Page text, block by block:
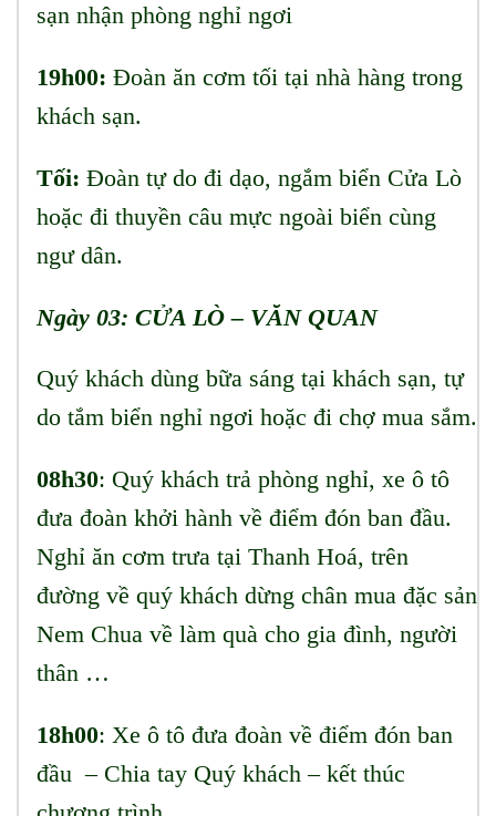
sạn nhận phòng nghỉ ngơi
19h00: Đoàn ăn cơm tối tại nhà hàng trong
khách sạn.
Tối: Đoàn tự do đi dạo, ngắm biển Cửa Lò
hoặc đi thuyền câu mực ngoài biển cùng
ngư dân.
Ngày 03: CỬA LÒ– VĂN QUAN
Quý khách dùng bữa sáng tại khách sạn, tự
do tắm biển nghỉ ngơi hoặc đi chợ mua sắm.
08h30: Quý khách trả phòng nghỉ, xe ô tô
đưa đoàn khởi hành về điểm đón ban đầu.
Nghỉ ăn cơm trưa tại Thanh Hoá, trên
đường về quý khách dừng chân mua đặc sản
Nem Chua về làm quà cho gia đình, người
thân …
18h00: Xe ô tô đưa đoàn về điểm đón ban
đầu – Chia tay Quý khách – kết thúc